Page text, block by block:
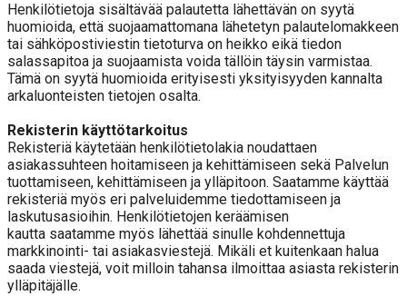
Henkilötietoja sisältävää palautetta lähettävän on syytä
huomioida, että suojaamattomana lähetetyn palautelomakkeen
tai sähköpostiviestin tietoturva on heikko eikä tiedon
salassapitoa ja suojaamista voida tällöin täysin varmistaa.
Tämä on syytä huomioida erityisesti yksityisyyden kannalta
arkaluonteisten tietojen osalta.
Rekisterin käyttötarkoitus
Rekisteriä käytetään henkilötietolakia noudattaen
asiakassuhteen hoitamiseen ja kehittämiseen sekä Palvelun
tuottamiseen, kehittämiseen ja ylläpitoon. Saatamme käyttää
rekisteriä myös eri palveluidemme tiedottamiseen ja
laskutusasioihin. Henkilötietojen keräämisen
kautta saatamme myös lähettää sinulle kohdennettuja
markkinointi- tai asiakasviestejä. Mikäli et kuitenkaan halua
saada viestejä, voit milloin tahansa ilmoittaa asiasta rekisterin
ylläpitäjälle.